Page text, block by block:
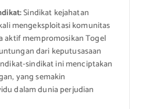
Sindikat kejahatan
mengeksploitasi komunitas
aktif mempromosikan Togel
dari keputusasaan
sindikat ini menciptakan
yang semakin
dalam dunia perjudian